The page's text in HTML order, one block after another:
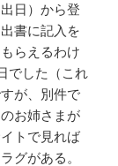
日）から登
書に記入を
らえるわけ
でした（これ
が、別件で
お姉さまが
トで見れば
グがある。